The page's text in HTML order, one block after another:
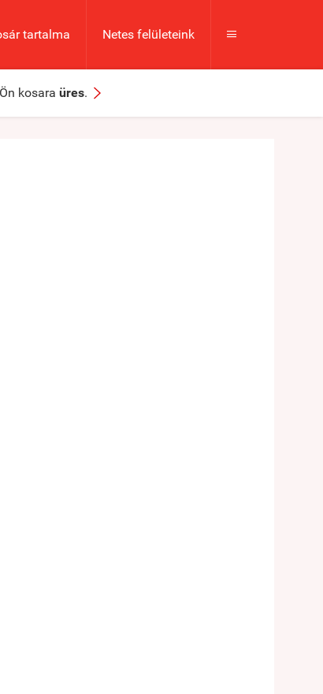
tartalma Netes felületeink 
kosara üres. 